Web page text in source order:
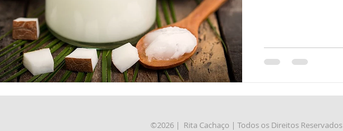
©2026 | Rita Cachaço | Todos os Direitos Reservados